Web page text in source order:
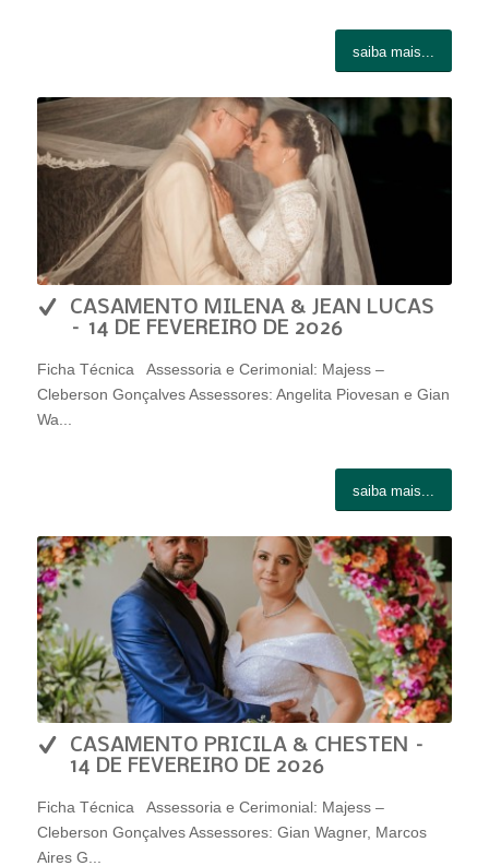
saiba mais...
CASAMENTO MILENA & JEAN LUCAS
– 14 DE FEVEREIRO DE 2026
Ficha Técnica Assessoria e Cerimonial: Majess –
Cleberson Gonçalves Assessores: Angelita Piovesan e Gian
Wa...
saiba mais...
CASAMENTO PRICILA & CHESTEN –
14 DE FEVEREIRO DE 2026
Ficha Técnica Assessoria e Cerimonial: Majess –
Cleberson Gonçalves Assessores: Gian Wagner, Marcos
Aires G...